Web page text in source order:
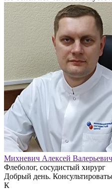
Михневич Алексей Валерьевич
Флеболог, сосудистый хирург
Добрый день.
К